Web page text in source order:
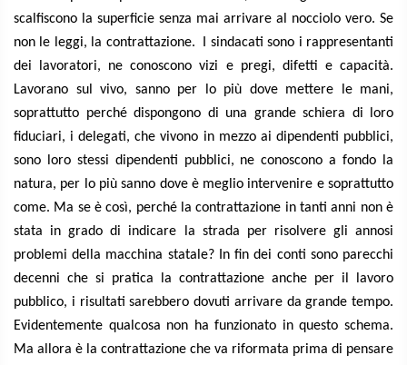
scalfiscono la superficie senza mai arrivare al nocciolo vero. Se
non le leggi, la contrattazione. I sindacati sono i rappresentanti
dei lavoratori, ne conoscono vizi e pregi, difetti e capacità.
Lavorano sul vivo, sanno per lo più dove mettere le mani,
soprattutto perché dispongono di una grande schiera di loro
fiduciari, i delegati, che vivono in mezzo ai dipendenti pubblici,
sono loro stessi dipendenti pubblici, ne conoscono a fondo la
natura, per lo più sanno dove è meglio intervenire e soprattutto
come. Ma se è così, perché la contrattazione in tanti anni non è
stata in grado di indicare la strada per risolvere gli annosi
problemi della macchina statale? In fin dei conti sono parecchi
decenni che si pratica la contrattazione anche per il lavoro
pubblico, i risultati sarebbero dovuti arrivare da grande tempo.
Evidentemente qualcosa non ha funzionato in questo schema.
Ma allora è la contrattazione che va riformata prima di pensare